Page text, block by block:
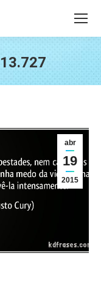
abr
19
2015